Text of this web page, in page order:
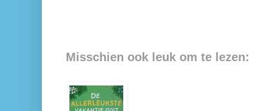
Misschien ook leuk om te lezen: